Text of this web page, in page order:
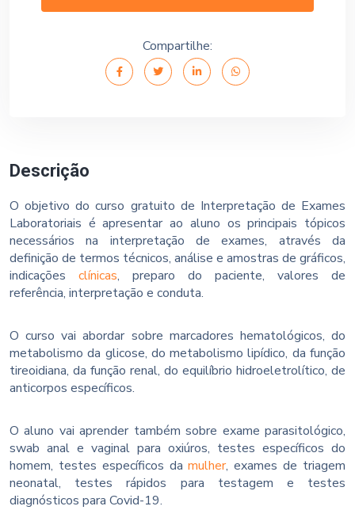
Descrição
O objetivo do curso gratuito de Interpretação de Exames
Laboratoriais é apresentar ao aluno os principais tópicos
necessários na interpretação de exames, através da
definição de termos técnicos, análise e amostras de gráficos,
indicações clínicas, preparo do paciente, valores de
referência, interpretação e conduta.
O curso vai abordar sobre marcadores hematológicos, do
metabolismo da glicose, do metabolismo lipídico, da função
tireoidiana, da função renal, do equilíbrio hidroeletrolítico, de
anticorpos específicos.
O aluno vai aprender também sobre exame parasitológico,
swab anal e vaginal para oxiúros, testes específicos do
homem, testes específicos damulher, exames de triagem
neonatal, testes rápidos para testagem e testes
diagnósticos para Covid-19.
Compartilhe: